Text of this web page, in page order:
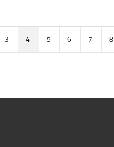
3 4 5 6 7 8